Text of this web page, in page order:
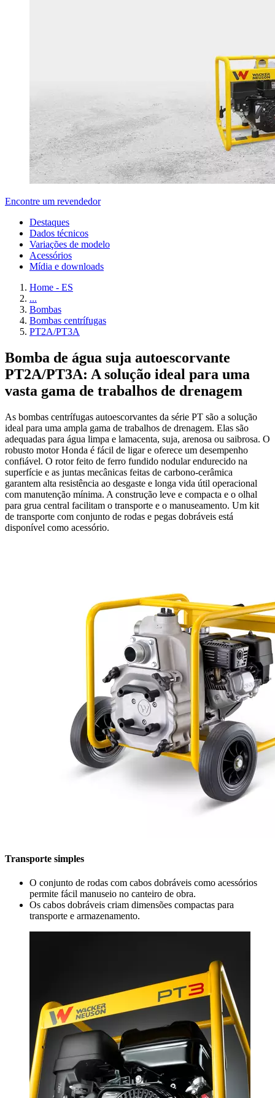
Encontre um revendedor
Destaques
Dados técnicos
Variações de modelo
Acessórios
Mídia e downloads
Home - ES
...
Bombas
Bombas centrífugas
PT2A/PT3A
Bomba de água suja autoescorvante
PT2A/PT3A: A solução ideal para uma
vasta gama de trabalhos de drenagem
As bombas centrífugas autoescorvantes da série PT são a solução
ideal para uma ampla gama de trabalhos de drenagem. Elas são
adequadas para água limpa e lamacenta, suja, arenosa ou saibrosa. O
robusto motor Honda é fácil de ligar e oferece um desempenho
confiável. O rotor feito de ferro fundido nodular endurecido na
superfície e as juntas mecânicas feitas de carbono-cerâmica
garantem alta resistência ao desgaste e longa vida útil operacional
com manutenção mínima. A construção leve e compacta e o olhal
para grua central facilitam o transporte e o manuseamento. Um kit
de transporte com conjunto de rodas e pegas dobráveis está
disponível como acessório.
Transporte simples
O conjunto de rodas com cabos dobráveis como acessórios
permite fácil manuseio no canteiro de obra.
Os cabos dobráveis criam dimensões compactas para
transporte e armazenamento.